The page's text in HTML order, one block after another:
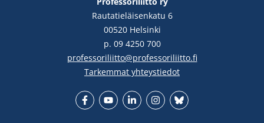
Rautatieläisenkatu 6
00520 Helsinki
p. 09 4250 700
professoriliitto@professoriliitto.fi
Tarkemmat yhteystiedot